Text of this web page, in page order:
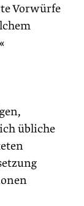
Vorwürfe
übliche